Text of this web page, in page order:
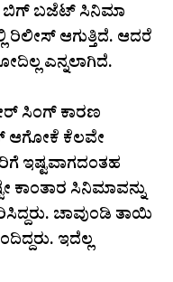
ಬಿಗ್‌ ಬಜೆಟ್‌ ಸಿನಿಮಾ
ರಿಲೀಸ್‌ ಆಗುತ್ತಿದೆ. ಆದರೆ
ಎನ್ನಲಾಗಿದೆ.
ಸಿಂಗ್‌ ಕಾರಣ
ಆಗೋಕೆ ಕೆಲವೇ
ಇಷ್ಟವಾಗದಂತಹ
ಕಾಂತಾರ ಸಿನಿಮಾವನ್ನು
ಚಾವುಂಡಿ ತಾಯಿ
ಇದೆಲ್ಲ